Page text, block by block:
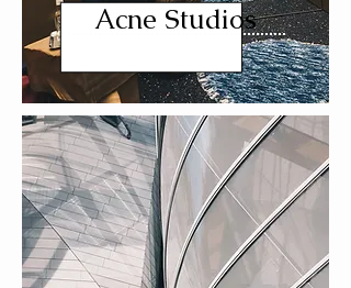
Acne Studios